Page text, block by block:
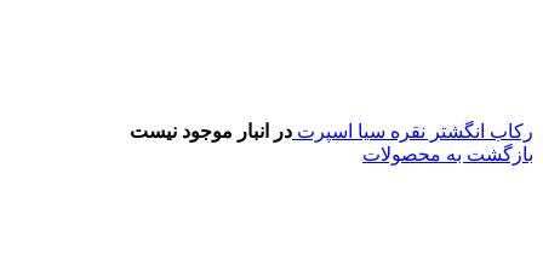
رکاب انگشتر نقره سیا اسپرت در انبار موجود نیست
بازگشت به محصولات